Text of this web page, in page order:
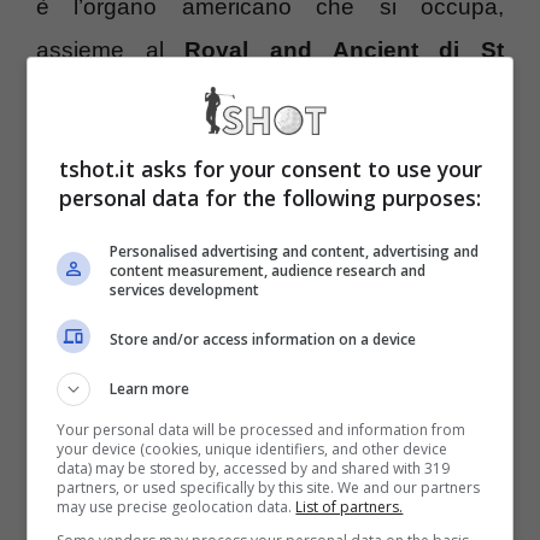
è l’organo americano che si occupa,
assieme alRoyal and Ancient di St
, di gestire le Regole del Golf ed
anche tutti i parametri in merito di
attrezzatura.
A dire il vero suFacebookè anche apparso
un comunicato ufficiale di Blaine Konow che
afferma di aver ricevuto, il 14 settembre
2011, l’approvazione all’
un bastone da golf.
L’uso di questi dispositivi, secondo Blaine,
tshot.it asks for your consent to use your
personal data for the following purposes:
Personalised advertising and content, advertising and
content measurement, audience research and
services development
Store and/or access information on a device
Learn more
Your personal data will be processed and information from
your device (cookies, unique identifiers, and other device
data) may be stored by, accessed by and shared with 319
partners, or used specifically by this site. We and our partners
may use precise geolocation data. List of partners.